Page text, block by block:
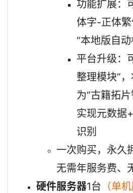
功能扩展：
体字-正体繁
“本地版自
平台升级：
整理模块”
为“古籍拓片
实现元数据
识别
一次购买，永久
无需年服务费、
硬件服务器1台 （单